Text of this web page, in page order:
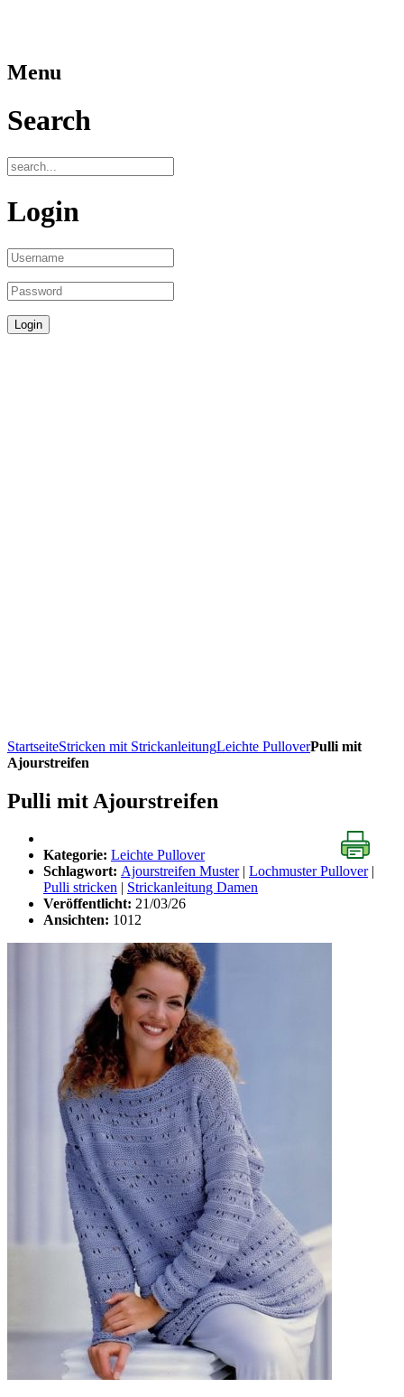
Menu
Search
Login
StartseiteStricken mit StrickanleitungLeichte PulloverPulli mit
Ajourstreifen
Pulli mit Ajourstreifen
Kategorie: Leichte Pullover
Schlagwort: Ajourstreifen Muster| Lochmuster Pullover|
Pulli stricken
Strickanleitung Damen
Veröffentlicht: 21/03/26
Ansichten: 1012